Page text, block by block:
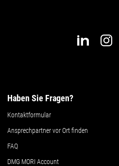
Haben Sie Fragen?
Kontaktformular
Ansprechpartner vor Ort finden
FAQ
DMG MORI Account